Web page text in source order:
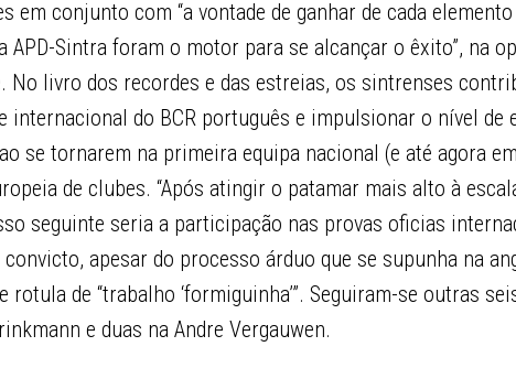
em conjunto com “a vontade de ganhar de cada
APD-Sintra foram o motor para se alcançar o êxito”, na
No livro dos recordes e das estreias, os sintrenses
internacional do BCR português e impulsionar o nível de
se tornarem na primeira equipa nacional (e até agora
de clubes. “Após atingir o patamar mais alto à
seguinte seria a participação nas provas oficias
convicto, apesar do processo árduo que se supunha na
rotula de “trabalho ‘formiguinha’”. Seguiram-se outras
e duas na Andre Vergauwen.